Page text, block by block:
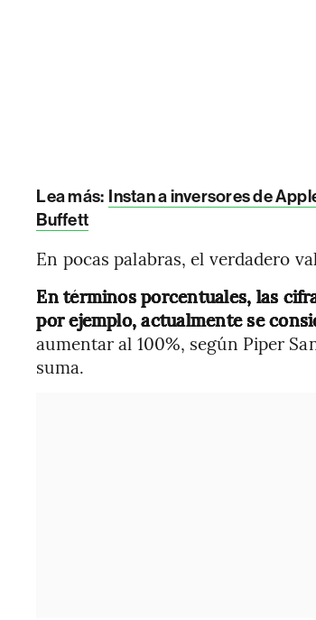
Lea más: Instan a inversores de
Buffett
En pocas palabras, el verdadero
En términos porcentuales, las
por ejemplo, actualmente se
aumentar al 100%, según Piper
suma.